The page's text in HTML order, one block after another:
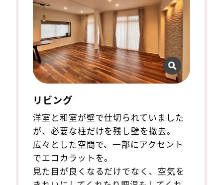
リビング
洋室と和室が壁で仕切られていました
が、必要な柱だけを残し壁を撤去。
広々とした空間で、一部にアクセント
でエコカラットを。
見た目が良くなるだけでなく、空気を